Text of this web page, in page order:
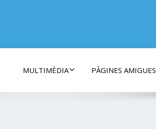
MULTIMÈDIA PÀGINES AMIGUES